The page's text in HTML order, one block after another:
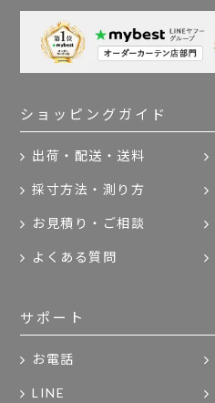
ショッピングガイド
出荷・配送・送料
採寸方法・測り方
お見積り・ご相談
よくある質問
サポート
お電話
LINE